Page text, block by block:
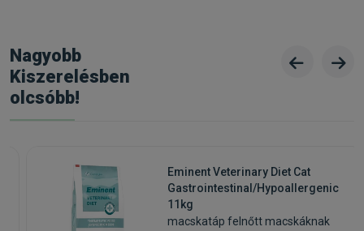
Nagyobb
Kiszerelésben
olcsóbb!
Eminent Veterinary Diet Cat
Gastrointestinal/Hypoallergenic
11kg
macskatáp felnőtt macskáknak